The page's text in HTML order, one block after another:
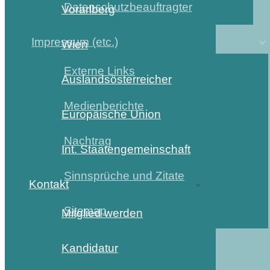
Datenschutzbeauftragter
Impressum (etc.)
Externe Links
Medienberichte
Nachtrag
Sinnsprüche und Zitate
Sitemap
Vorarlberg
Wien
Auslandsösterreicher
Europäische Union
Int. Staatengemeinschaft
Kontakt
Mitglied werden
Kandidatur